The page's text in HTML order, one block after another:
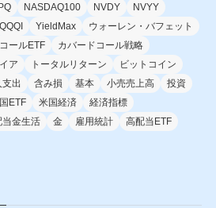
NASDAQ100 NVDY
NVYY
QQQI YieldMax
ウォーレン・バフェット
ールETF
カバードコール戦略
ア トータルリターン
ビットコイン
出 含み損 基本 小売売上高
投資
ETF 米国経済
経済指標
当金生活 金 雇用統計 高配当ETF